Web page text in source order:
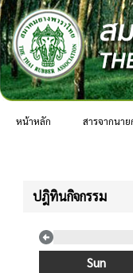
หน้าหลัก สารจากนาย
ปฎิทินกิจกรรม
Sun